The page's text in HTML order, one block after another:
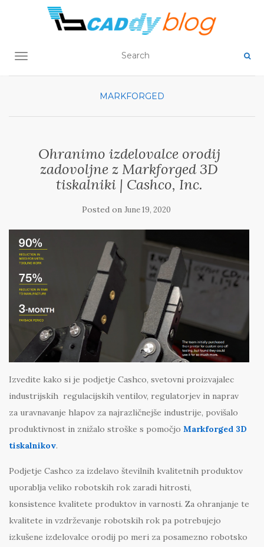
TOGGLE NAVIGATION
MARKFORGED
Ohranimo izdelovalce orodij
zadovoljne z Markforged 3D
tiskalniki | Cashco, Inc.
Posted on June 19, 2020
Izvedite kako si je podjetje Cashco, svetovni proizvajalec
industrijskih regulacijskih ventilov, regulatorjev in naprav
za uravnavanje hlapov za najrazličnejše industrije, povišalo
produktivnost in znižalo stroške s pomočjo Markforged 3D
tiskalnikov.
Podjetje Cashco za izdelavo številnih kvalitetnih produktov
uporablja veliko robotskih rok zaradi hitrosti,
konsistence kvalitete produktov in varnosti. Za ohranjanje te
kvalitete in vzdrževanje robotskih rok pa potrebujejo
izkušene izdelovalce orodij po meri za posamezno robotsko